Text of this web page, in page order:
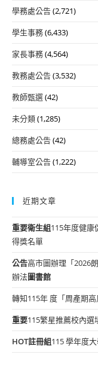
學務處公告(2,721)
學生事務(6,433)
家長事務(4,564)
教務處公告(3,532)
教師甄選(42)
未分類(1,285)
總務處公告(42)
輔導室公告(1,222)
近期文章
重要衛生組115年度健康
得獎名單
公告高市圖辦理「2026
辦法圖書館
轉知115年 度「周產期
重要115繁星推薦校內選
HOT註冊組115 學年度